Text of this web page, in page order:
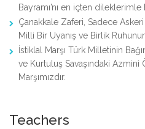
Bayramı’nı en içten
Çanakkale Zaferi, Sadece
Milli Bir Uyanış ve Birlik
İstiklal Marşı Türk Milletinin
ve Kurtuluş Savaşındaki
Marşımızdır.
Teachers